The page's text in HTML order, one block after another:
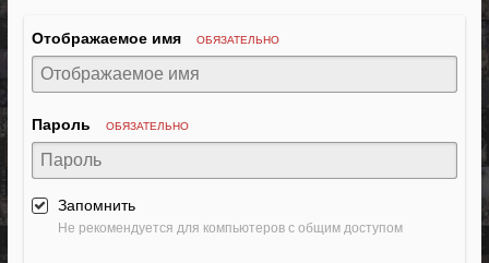
Отображаемое имя ОБЯЗАТЕЛЬНО
Пароль ОБЯЗАТЕЛЬНО
Запомнить
Не рекомендуется для компьютеров с общим доступом